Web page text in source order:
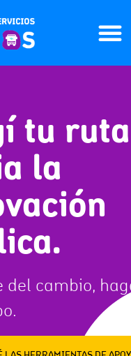
tu ruta
la
del cambio,